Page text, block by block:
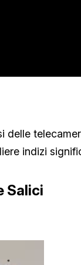
delle
indizi
Salici